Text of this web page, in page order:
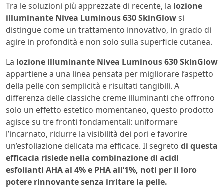
Tra le soluzioni più apprezzate di recente, la lozione
illuminante Nivea Luminous 630 SkinGlowsi
distingue come un trattamento innovativo, in grado di
agire in profondità e non solo sulla superficie cutanea.
La lozione illuminante Nivea Luminous 630 SkinGlow
appartiene a una linea pensata per migliorare l’aspetto
della pelle con semplicità e risultati tangibili. A
differenza delle classiche creme illuminanti che offrono
solo un effetto estetico momentaneo, questo prodotto
agisce su tre fronti fondamentali: uniformare
l’incarnato, ridurre la visibilità dei pori e favorire
un’esfoliazione delicata ma efficace. Il segreto di questa
efficacia risiede nella combinazione di acidi
esfolianti AHA al 4% e PHA all’1%, noti per il loro
potere rinnovante senza irritare la pelle.